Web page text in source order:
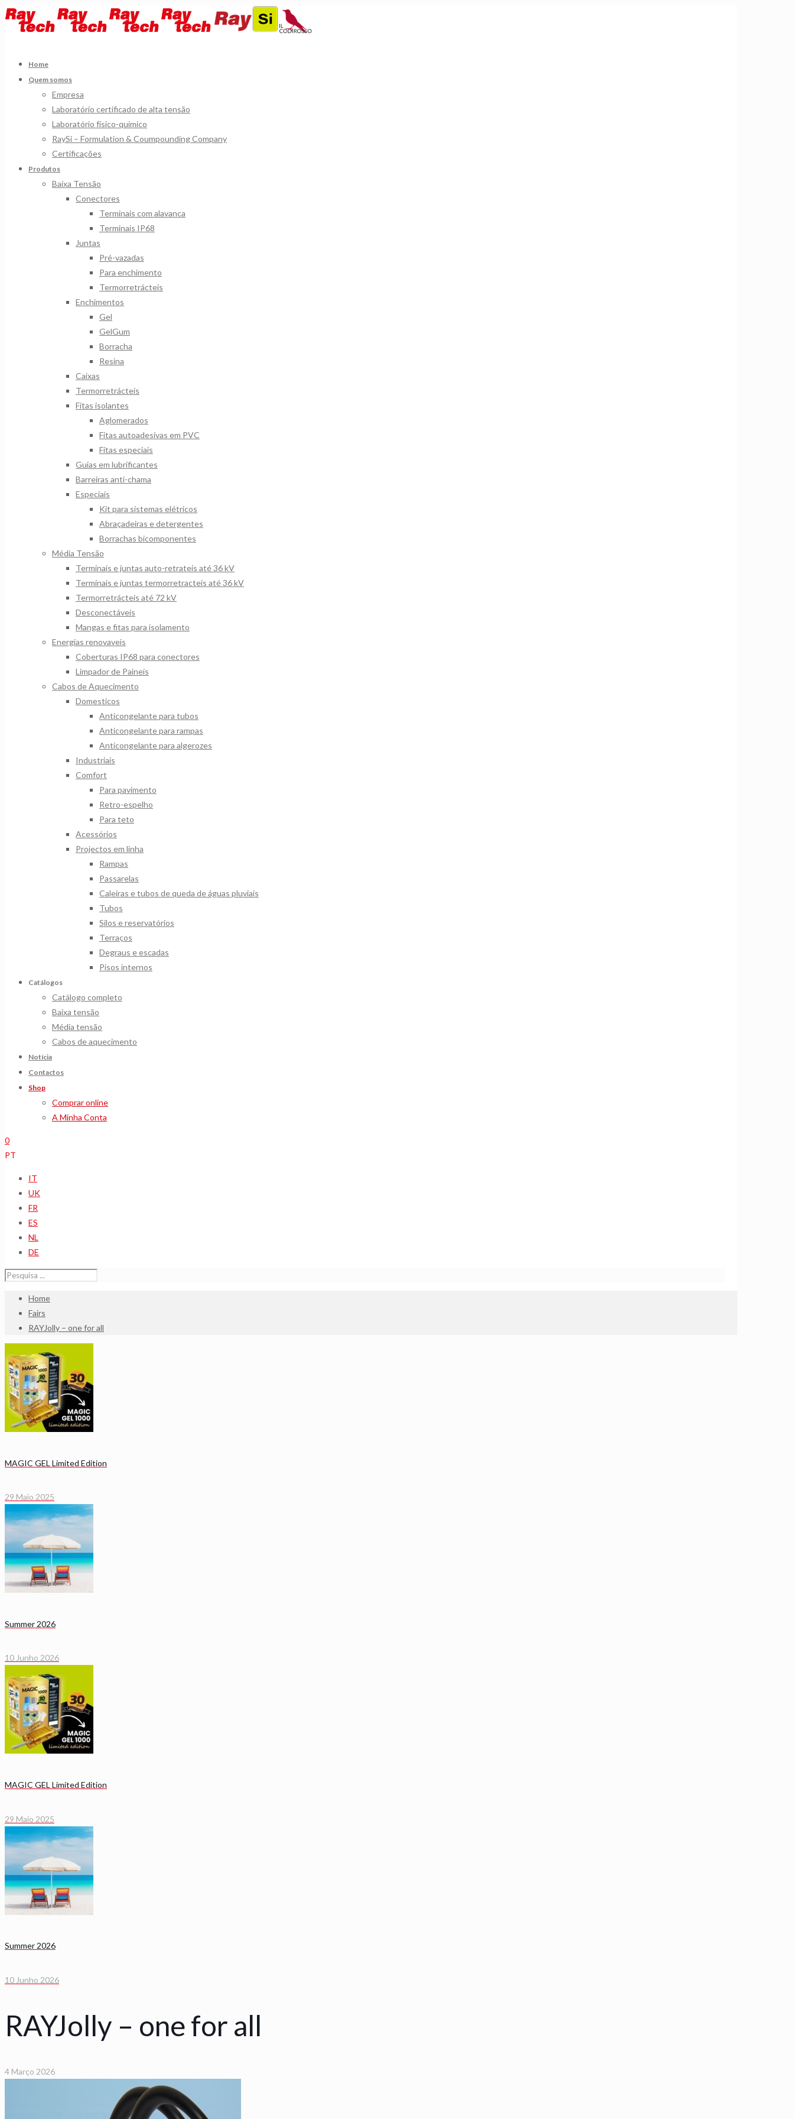
Home
Quem somos
Empresa
Laboratório certificado de alta tensão
Laboratório físico-químico
RaySi – Formulation & Coumpounding Company
Certificações
Produtos
Baixa Tensão
Conectores
Terminais com alavanca
Terminais IP68
Juntas
Pré-vazadas
Para enchimento
Termorretrácteis
Enchimentos
Gel
GelGum
Borracha
Resina
Caixas
Termorretrácteis
Fitas isolantes
Aglomerados
Fitas autoadesivas em PVC
Fitas especiais
Guias em lubrificantes
Barreiras anti-chama
Especiais
Kit para sistemas elétricos
Abraçadeiras e detergentes
Borrachas bicomponentes
Média Tensão
Terminais e juntas auto-retrateis até 36 kV
Terminais e juntas termorretracteis até 36 kV
Termorretrácteis até 72 kV
Desconectáveis
Mangas e fitas para isolamento
Energias renovaveis
Coberturas IP68 para conectores
Limpador de Paineis
Cabos de Aquecimento
Domesticos
Anticongelante para tubos
Anticongelante para rampas
Anticongelante para algerozes
Industriais
Comfort
Para pavimento
Retro-espelho
Para teto
Acessórios
Projectos em linha
Rampas
Passarelas
Caleiras e tubos de queda de águas pluviais
Tubos
Silos e reservatórios
Terraços
Degraus e escadas
Pisos internos
Catálogos
Catálogo completo
Baixa tensão
Média tensão
Cabos de aquecimento
Notícia
Contactos
Shop
Comprar online
A Minha Conta
0
PT
IT
UK
FR
ES
NL
DE
Home
Fairs
RAYJolly – one for all
MAGIC GEL Limited Edition
29 Maio 2025
Summer 2026
10 Junho 2026
MAGIC GEL Limited Edition
29 Maio 2025
Summer 2026
10 Junho 2026
RAYJolly – one for all
4 Março 2026